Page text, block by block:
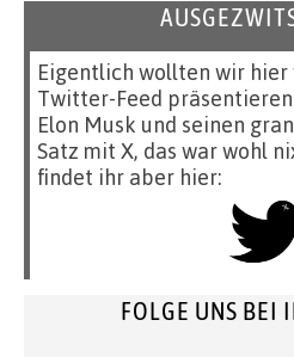
Eigentlich wollten wir hier
Twitter-Feed
Elon Musk und seinen
Satz mit X, das war wohl
findet ihr aber hier:
FOLGE UNS BEI